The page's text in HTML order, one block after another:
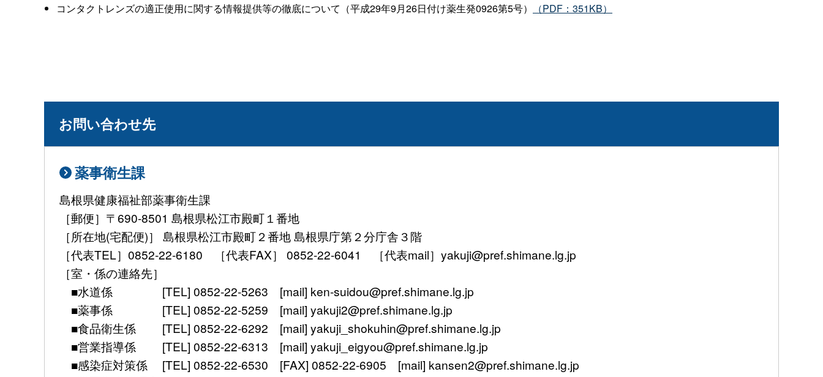
コンタクトレンズの適正使用に関する情報提供等の徹底について（平成29年9月26日付け薬生発0926第5号）
（PDF：351KB）
お問い合わせ先
薬事衛生課
島根県健康福祉部薬事衛生課
［郵便］〒690-8501 島根県松江市殿町１番地
［所在地(宅配便)］ 島根県松江市殿町２番地 島根県庁第２分庁舎３階
［代表TEL］0852-22-6180 ［代表FAX］ 0852-22-6041 ［代表mail］yakuji@pref.shimane.lg.jp
［室・係の連絡先］
■水道係 [TEL] 0852-22-5263 [mail] ken-suidou@pref.shimane.lg.jp
■薬事係 [TEL] 0852-22-5259 [mail] yakuji2@pref.shimane.lg.jp
■食品衛生係 [TEL] 0852-22-6292 [mail] yakuji_shokuhin@pref.shimane.lg.jp
■営業指導係 [TEL] 0852-22-6313 [mail] yakuji_eigyou@pref.shimane.lg.jp
■感染症対策係 [TEL] 0852-22-6530 [FAX] 0852-22-6905 [mail] kansen2@pref.shimane.lg.jp